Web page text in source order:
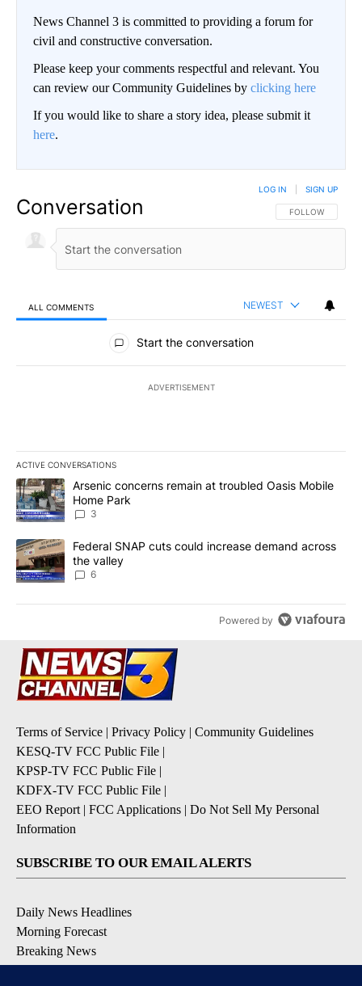
News Channel 3 is committed to providing a forum for
civil and constructive conversation.
Please keep your comments respectful and relevant. You
can review our Community Guidelines by clicking here
If you would like to share a story idea, please submit it
here.
Conversation FOLLOW THIS
FOLLOW
LOG IN SIGN UP
ALL COMMENTS NEWEST
All Comments
Start the conversation
ADVERTISEMENT
ACTIVE CONVERSATIONS
The following is a list of the most commented articles in the last
A trending article titled "Arsenic concerns remain at troubled
Arsenic concerns remain at troubled Oasis Mobile
Home Park
3
A trending article titled "Federal SNAP cuts could increase
Federal SNAP cuts could increase demand across
the valley
6
Powered by
Terms of Service | Privacy Policy | Community Guidelines
KESQ-TV FCC Public File |
KPSP-TV FCC Public File |
KDFX-TV FCC Public File |
EEO Report | FCC Applications | Do Not Sell My Personal
Information
SUBSCRIBE TO OUR EMAIL ALERTS
Daily News Headlines
Morning Forecast
Breaking News